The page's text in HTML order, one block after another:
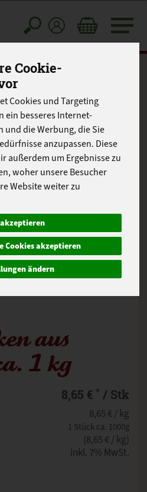
Cookie-
Cookies und Targeting
ein besseres Internet-
und die Werbung, die Sie
anzupassen. Diese
außerdem um Ergebnisse zu
woher unsere Besucher
Website weiter zu
Cookies akzeptieren
ändern
aus
1 kg
8,65 € * / Stk
8,65 € / kg
1 Stück ca. 1000g
(8,65 € / kg)
inkl. 7% MwSt.
Toggle